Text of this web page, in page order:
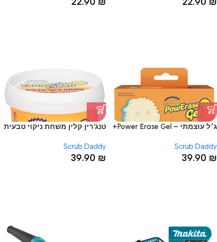
ג׳ל עוצמתי – Power Erase Gel+
Scrub Daddy
39.90 ₪
טנג'רין קלין משחת ניקוי טבעית
Scrub Daddy
39.90 ₪